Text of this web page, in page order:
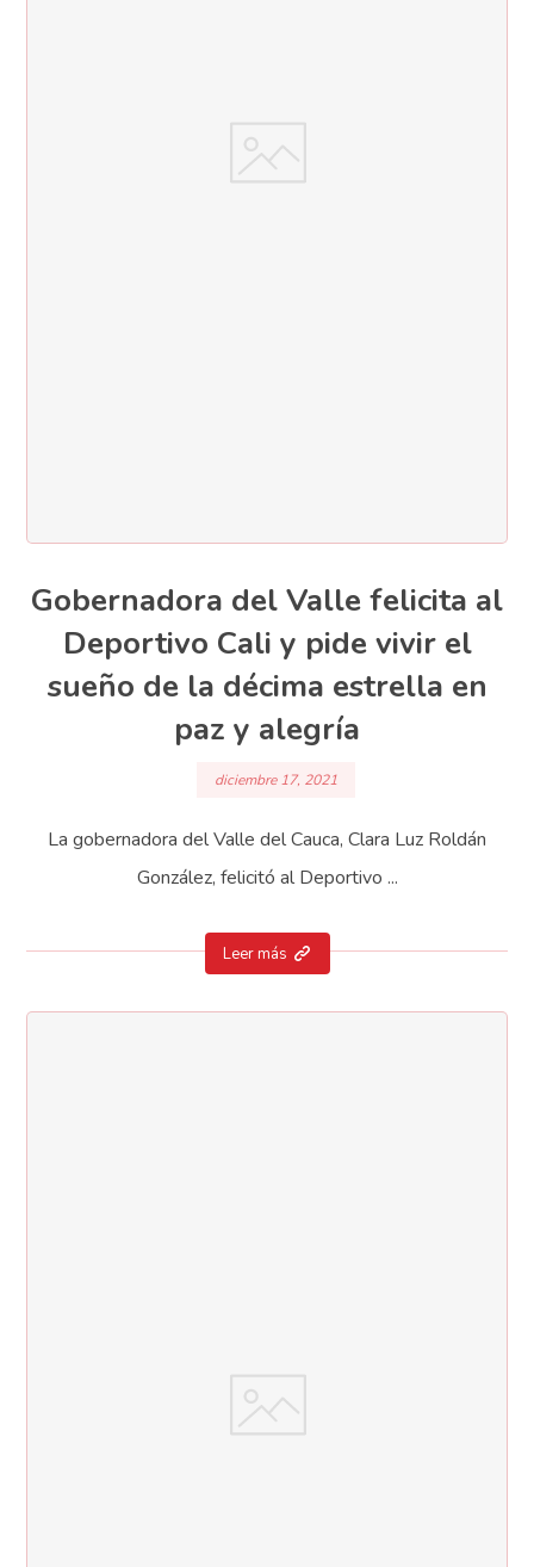
Gobernadora del Valle felicita al
Deportivo Cali y pide vivir el
sueño de la décima estrella en
paz y alegría
diciembre 17, 2021
La gobernadora del Valle del Cauca, Clara Luz Roldán
González, felicitó al Deportivo ...
Leer más